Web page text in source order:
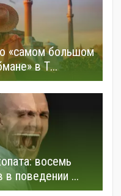
о «самом большом
в Т...
восемь
в поведении ...